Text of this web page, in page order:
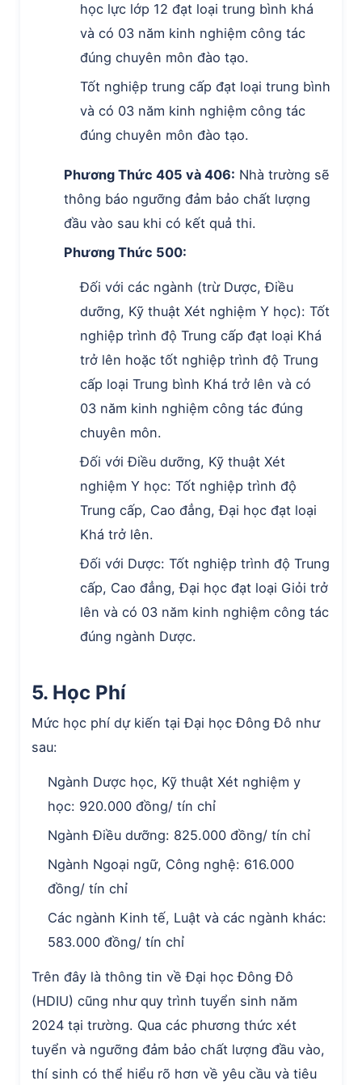
học lực lớp 12 đạt loại trung bình khá
và có 03 năm kinh nghiệm công tác
đúng chuyên môn đào tạo.
Tốt nghiệp trung cấp đạt loại trung bình
và có 03 năm kinh nghiệm công tác
đúng chuyên môn đào tạo.
Phương Thức 405 và 406: Nhà trường sẽ
thông báo ngưỡng đảm bảo chất lượng
đầu vào sau khi có kết quả thi.
Phương Thức 500:
Đối với các ngành (trừ Dược, Điều
dưỡng, Kỹ thuật Xét nghiệm Y học): Tốt
nghiệp trình độ Trung cấp đạt loại Khá
trở lên hoặc tốt nghiệp trình độ Trung
cấp loại Trung bình Khá trở lên và có
03 năm kinh nghiệm công tác đúng
chuyên môn.
Đối với Điều dưỡng, Kỹ thuật Xét
nghiệm Y học: Tốt nghiệp trình độ
Trung cấp, Cao đẳng, Đại học đạt loại
Khá trở lên.
Đối với Dược: Tốt nghiệp trình độ Trung
cấp, Cao đẳng, Đại học đạt loại Giỏi trở
lên và có 03 năm kinh nghiệm công tác
đúng ngành Dược.
5. Học Phí
Mức học phí dự kiến tại Đại học Đông Đô như
sau:
Ngành Dược học, Kỹ thuật Xét nghiệm y
học: 920.000 đồng/ tín chỉ
Ngành Điều dưỡng: 825.000 đồng/ tín chỉ
Ngành Ngoại ngữ, Công nghệ: 616.000
đồng/ tín chỉ
Các ngành Kinh tế, Luật và các ngành khác:
583.000 đồng/ tín chỉ
Trên đây là thông tin về Đại học Đông Đô
(HDIU) cũng như quy trình tuyển sinh năm
2024 tại trường. Qua các phương thức xét
tuyển và ngưỡng đảm bảo chất lượng đầu vào,
thí sinh có thể hiểu rõ hơn về yêu cầu và tiêu